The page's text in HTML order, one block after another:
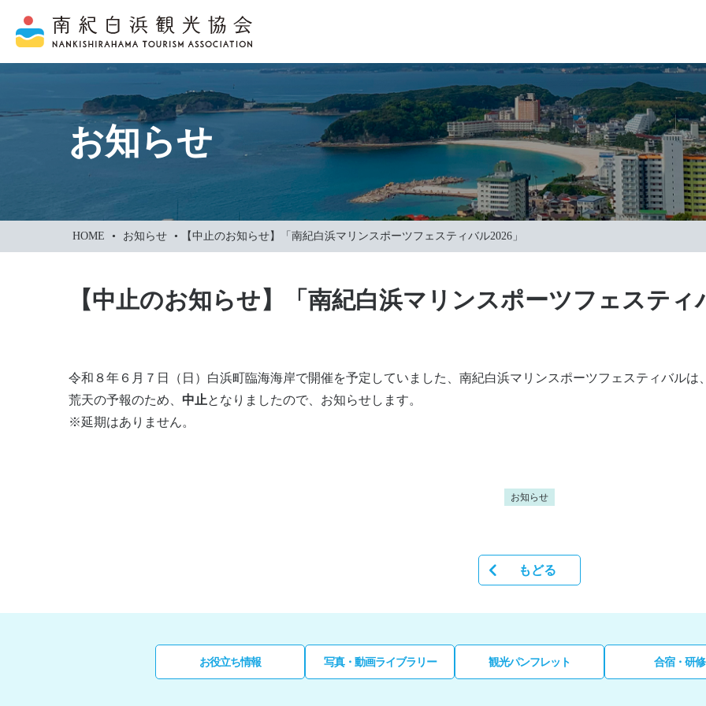
ッ
お知らせ
HOME • お知らせ • 【中止のお知らせ】「南紀白浜マリンスポーツフェスティバル2026」
【中止のお知らせ】「南紀白浜マリンスポーツフェスティ
令和８年６月７日（日）白浜町臨海海岸で開催を予定していました、南紀白浜マリンスポーツフェスティバルは、
荒天の予報のため、 中止となりましたので、お知らせします。
※延期はありません。
お知らせ
もどる
お役立ち情報 写真・動画ライブラリー 観光パンフレット 合宿・研修